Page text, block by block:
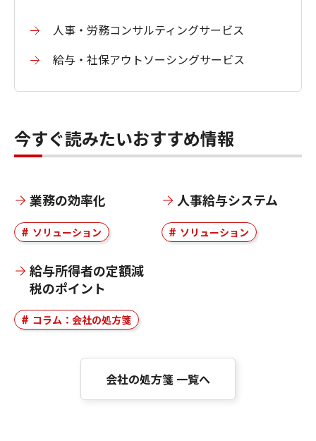
人事・労務コンサルティングサービス
給与・社保アウトソーシングサービス
今すぐ読みたいおすすめ情報
業務の効率化
ソリューション
人事給与システム
ソリューション
給与所得者の定額減
税のポイント
コラム：会社の処方箋
会社の処方箋 一覧へ